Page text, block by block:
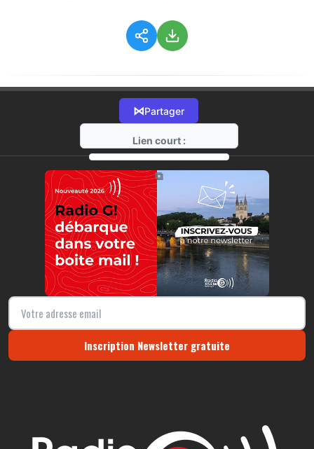
⋈Partager
Lien court :
https://radio-g.fr?10829
⧉
Inscription Newsletter gratuite